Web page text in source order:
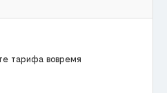
тарифа вовремя